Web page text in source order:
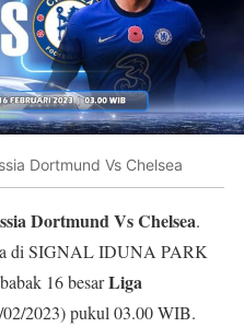
Dortmund Vs Chelsea
Dortmund Vs Chelsea.
di SIGNAL IDUNA PARK
16 besarLiga
2023) pukul 03.00 WIB.